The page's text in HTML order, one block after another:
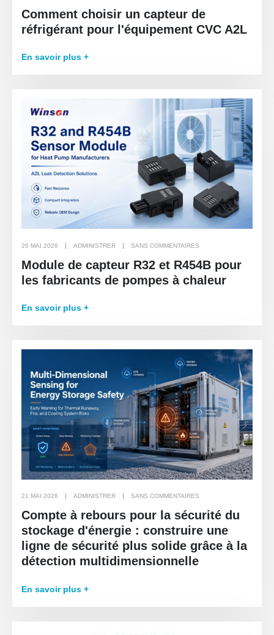
Comment choisir un capteur de
réfrigérant pour l'équipement CVC A2L
En savoir plus +
26 MAI 2026 ADMINISTRER SANS COMMENTAIRES
Module de capteur R32 et R454B pour
les fabricants de pompes à chaleur
En savoir plus +
21 MAI 2026 ADMINISTRER SANS COMMENTAIRES
Compte à rebours pour la sécurité du
stockage d'énergie : construire une
ligne de sécurité plus solide grâce à la
détection multidimensionnelle
En savoir plus +